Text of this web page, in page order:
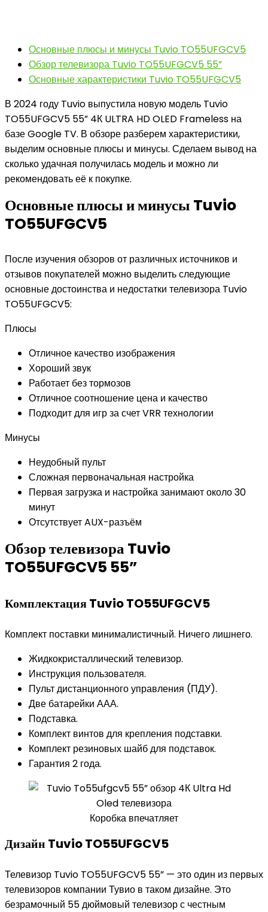
Основные плюсы и минусы Tuvio TO55UFGCV5
Обзор телевизора Tuvio TO55UFGCV5 55”
Основные характеристики Tuvio TO55UFGCV5
В 2024 году Tuvio выпустила новую модель Tuvio
TO55UFGCV5 55” 4К ULTRA HD OLED Frameless на
базе Google TV. В обзоре разберем характеристики,
выделим основные плюсы и минусы. Сделаем вывод на
сколько удачная получилась модель и можно ли
рекомендовать её к покупке.
Основные плюсы и минусы Tuvio
TO55UFGCV5
После изучения обзоров от различных источников и
отзывов покупателей можно выделить следующие
основные достоинства и недостатки телевизора Tuvio
TO55UFGCV5:
Плюсы
Отличное качество изображения
Хороший звук
Работает без тормозов
Отличное соотношение цена и качество
Подходит для игр за счет VRR технологии
Минусы
Неудобный пульт
Сложная первоначальная настройка
Первая загрузка и настройка занимают около 30
минут
Отсутствует AUX-разъём
Обзор телевизора Tuvio
TO55UFGCV5 55”
Комплектация Tuvio TO55UFGCV5
Комплект поставки минималистичный. Ничего лишнего.
Жидкокристаллический телевизор.
Инструкция пользователя.
Пульт дистанционного управления (ПДУ).
Две батарейки ААА.
Подставка.
Комплект винтов для крепления подставки.
Комплект резиновых шайб для подставок.
Гарантия 2 года.
Коробка впечатляет
Дизайн Tuvio TO55UFGCV5
Телевизор Tuvio TO55UFGCV5 55” — это один из первых
телевизоров компании Тувио в таком дизайне. Это
безрамочный 55 дюймовый телевизор с честным